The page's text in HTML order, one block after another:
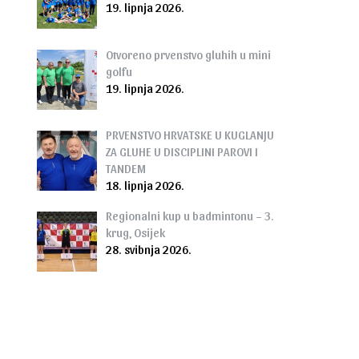
19. lipnja 2026.
Otvoreno prvenstvo gluhih u mini
golfu
19. lipnja 2026.
PRVENSTVO HRVATSKE U KUGLANJU
ZA GLUHE U DISCIPLINI PAROVI I
TANDEM
18. lipnja 2026.
Regionalni kup u badmintonu – 3.
krug, Osijek
28. svibnja 2026.